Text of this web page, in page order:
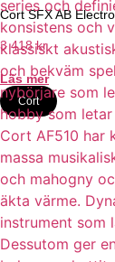
Cort SFX AB
3 418kr
Läs mer
Cort